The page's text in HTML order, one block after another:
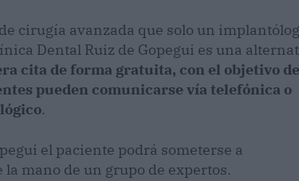
cirugía avanzada que solo un
Dental Ruiz de Gopegui es una
cita de forma gratuita, con el objetivo de
pueden comunicarse vía telefónica o
.
el paciente podrá someterse a
mano de un grupo de expertos.